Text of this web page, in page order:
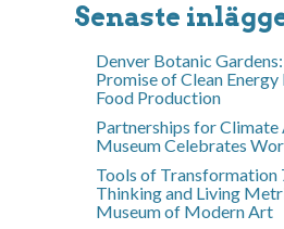
Senaste
Denver Botanic
Promise of Clean
Food Production
Partnerships for
Museum Celebrates
Tools of Transformation
Thinking and Living
Museum of Modern Art